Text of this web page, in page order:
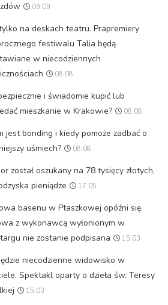
09:09
na deskach teatru. Prapremiery
festiwalu Talia będą
w niecodziennych
08:08
i świadomie kupić lub
mieszkanie w Krakowie?
08:08
jest bonding i kiedy pomoże zadbać o
uśmiech?
08:08
został oszukany na 78 tysięcy złotych,
pieniądze
17:05
basenu w Ptaszkowej opóźni się.
z wykonawcą wyłonionym w
nie zostanie podpisana
15:03
niecodzienne widowisko w
Spektakl oparty o dzieła św. Teresy
15:03